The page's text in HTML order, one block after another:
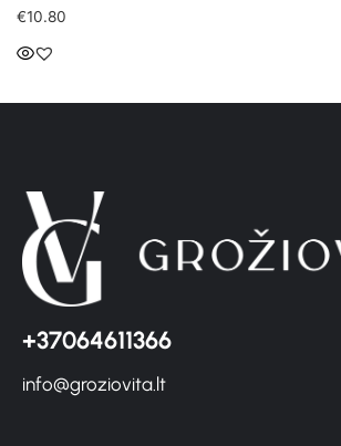
€10.80
+37064611366
info@groziovita.lt